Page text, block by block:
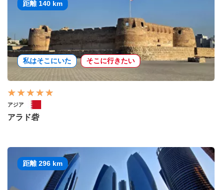
距離 140 km
私はそこにいた そこに行きたい
アジア
アラド砦
距離 296 km